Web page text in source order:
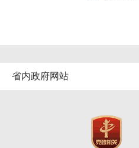
省内政府网站